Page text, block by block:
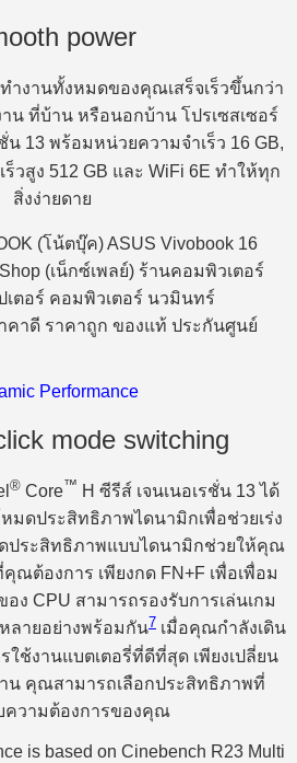
power
ำงานทั้งหมดของคุณเสร็จเร็วขึ้นกว่า
น ที่บ้าน หรือนอกบ้าน โปรเซสเซอร์
ชั่น 13 พร้อมหน่วยความจำเร็ว 16 GB,
วสูง 512 GB และ WiFi 6E ทำให้ทุก
สิ่งง่ายดาย
Performance
mode switching
®Core™ H ซีรีส์ เจนเนอเรชั่น 13 ได้
หมดประสิทธิภาพไดนามิกเพื่อช่วยเร่ง
ประสิทธิภาพแบบไดนามิกช่วยให้คุณ
ณต้องการ เพียงกด FN+F เพื่อเพื่อม
ง CPU สามารถรองรับการเล่นเกม
ลายอย่างพร้อมกัน7 เมื่อคุณกำลังเดิน
ใช้งานแบตเตอรี่ที่ดีที่สุด เพียงเปลี่ยน
น คุณสามารถเลือกประสิทธิภาพที่
ความต้องการของคุณ
is based on Cinebench R23 Multi